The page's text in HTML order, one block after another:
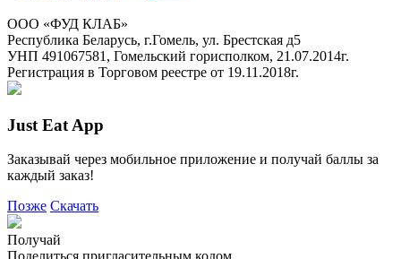
ООО «ФУД КЛАБ»
Республика Беларусь, г.Гомель, ул. Брестская д5
УНП 491067581, Гомельский горисполком, 21.07.2014г.
Регистрация в Торговом реестре от 19.11.2018г.
Just Eat App
Заказывай через мобильное приложение и получай баллы за
каждый заказ!
Позже Скачать
Получай